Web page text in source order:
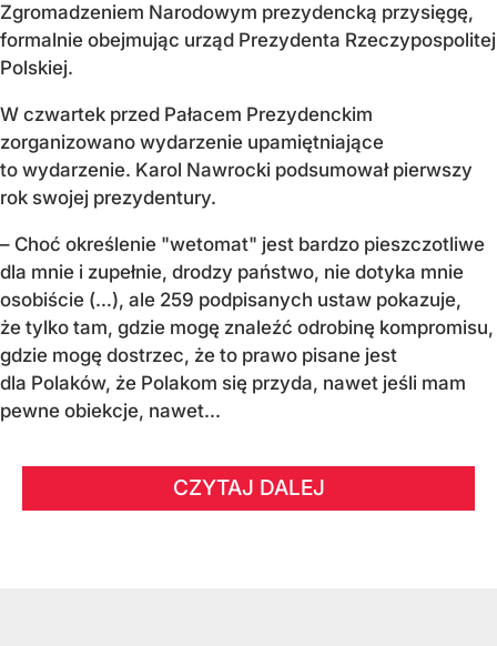
Zgromadzeniem Narodowym prezydencką przysięgę,
formalnie obejmując urząd Prezydenta Rzeczypospolitej
Polskiej.
W czwartek przed Pałacem Prezydenckim
zorganizowano wydarzenie upamiętniające
to wydarzenie. Karol Nawrocki podsumował pierwszy
rok swojej prezydentury.
– Choć określenie "wetomat" jest bardzo pieszczotliwe
dla mnie i zupełnie, drodzy państwo, nie dotyka mnie
osobiście (…), ale 259 podpisanych ustaw pokazuje,
że tylko tam, gdzie mogę znaleźć odrobinę kompromisu,
gdzie mogę dostrzec, że to prawo pisane jest
dla Polaków, że Polakom się przyda, nawet jeśli mam
pewne obiekcje, nawet...
CZYTAJ DALEJ